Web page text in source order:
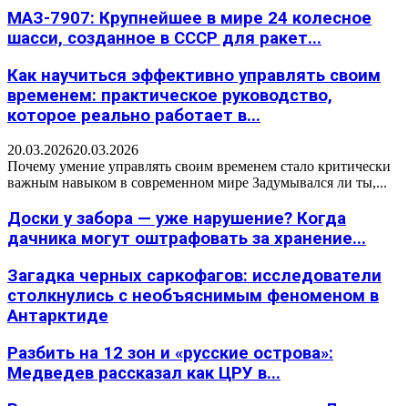
МАЗ-7907: Крупнейшее в мире 24 колесное
шасси, созданное в СССР для ракет...
Как научиться эффективно управлять своим
временем: практическое руководство,
которое реально работает в...
20.03.202620.03.2026
Почему умение управлять своим временем стало критически
важным навыком в современном мире Задумывался ли ты,...
Доски у забора — уже нарушение? Когда
дачника могут оштрафовать за хранение...
Загадка черных саркофагов: исследователи
столкнулись с необъяснимым феноменом в
Антарктиде
Разбить на 12 зон и «русские острова»:
Медведев рассказал как ЦРУ в...